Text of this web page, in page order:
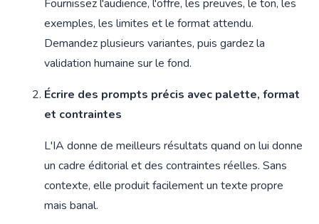
Fournissez l'audience, l'offre, les preuves, le ton, les
exemples, les limites et le format attendu.
Demandez plusieurs variantes, puis gardez la
validation humaine sur le fond.
Écrire des prompts précis avec palette, format
et contraintes
L'IA donne de meilleurs résultats quand on lui donne
un cadre éditorial et des contraintes réelles. Sans
contexte, elle produit facilement un texte propre
mais banal.